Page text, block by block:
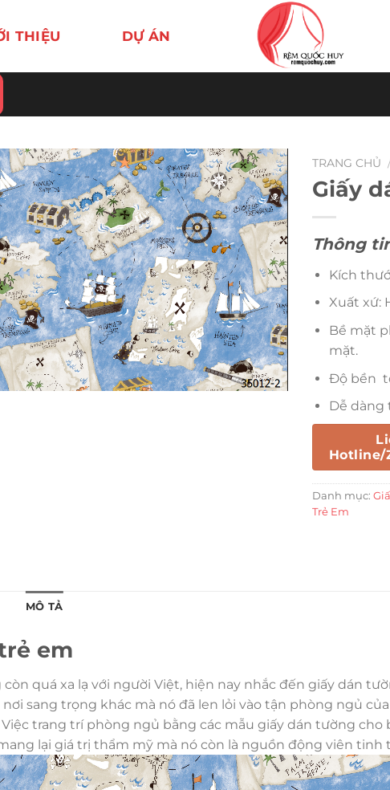
THIỆU DỰ ÁN
TRANG CHỦ
Giấy
Thông
Kích
Xuất xứ:
Bề mặt
mặt.
Độ bền
Dễ dàng
Hotline/
Danh mục:
Trẻ Em
MÔ TẢ
em
quá xa lạ với người Việt, hiện nay nhắc đến giấy dán
sang trọng khác mà nó đã len lỏi vào tận phòng ngủ
trang trí phòng ngủ bằng các mẫu giấy dán tường
lại giá trị thẩm mỹ mà nó còn là nguồn động viên tinh